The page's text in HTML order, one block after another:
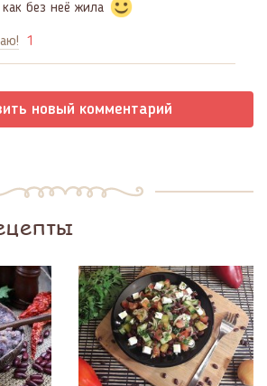
без неё жила
1
новый комментарий